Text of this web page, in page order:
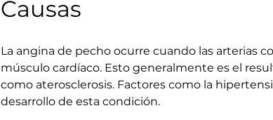
Causas
La angina de pecho ocurre cuando las arterias
músculo cardíaco. Esto generalmente es el
como aterosclerosis. Factores como la
desarrollo de esta condición.